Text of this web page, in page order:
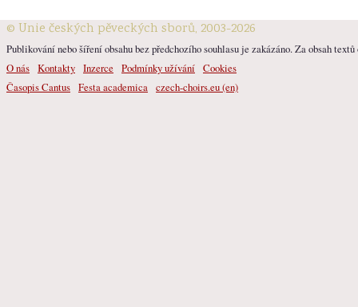
© Unie českých pěveckých sborů, 2003-2026
Publikování nebo šíření obsahu bez předchozího souhlasu je zakázáno. Za obsah
O nás Kontakty Inzerce Podmínky užívání Cookies
Časopis Cantus Festa academica czech-choirs.eu (en)